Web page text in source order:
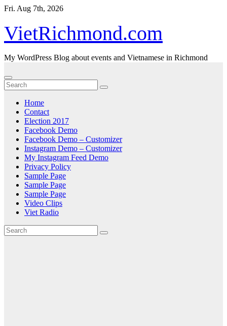
Skip
content
Fri. Aug 7th, 2026
VietRichmond.com
My WordPress Blog about events and Vietnamese in Richmond
Home
Contact
Election 2017
Facebook Demo
Facebook Demo – Customizer
Instagram Demo – Customizer
My Instagram Feed Demo
Privacy Policy
Sample Page
Sample Page
Sample Page
Video Clips
Viet Radio